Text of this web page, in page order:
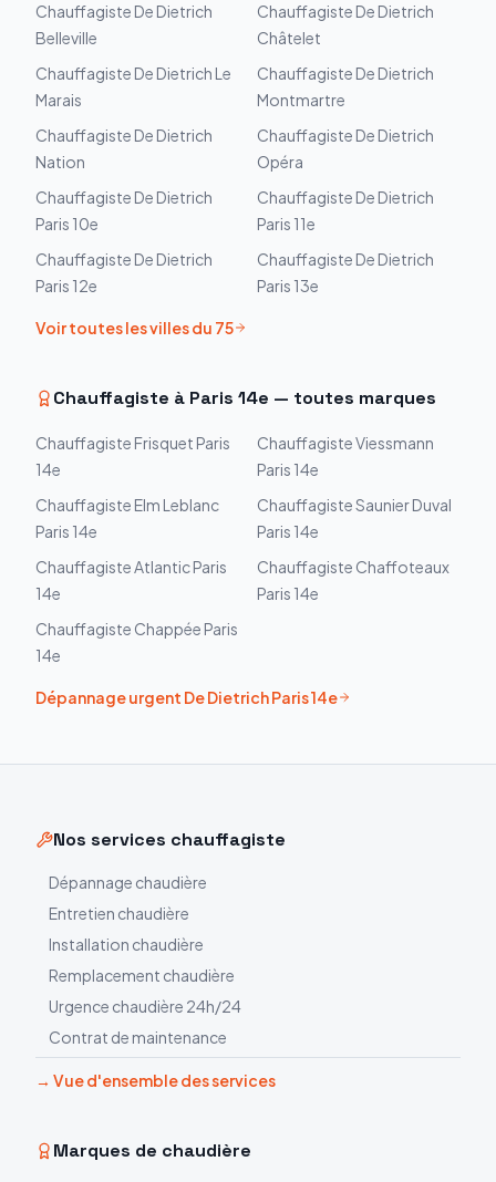
Chauffagiste De Dietrich
Belleville
Chauffagiste De Dietrich
Châtelet
Chauffagiste De Dietrich Le
Marais
Chauffagiste De Dietrich
Montmartre
Chauffagiste De Dietrich
Nation
Chauffagiste De Dietrich
Opéra
Chauffagiste De Dietrich
Paris 10e
Chauffagiste De Dietrich
Paris 11e
Chauffagiste De Dietrich
Paris 12e
Chauffagiste De Dietrich
Paris 13e
Voir toutes les villes du 75
Chauffagiste à Paris 14e — toutes marques
Chauffagiste Frisquet Paris
14e
ChauffagisteViessmann
Paris 14e
Chauffagiste Elm Leblanc
Paris 14e
ChauffagisteSaunier Duval
Paris 14e
ChauffagisteAtlanticParis
14e
Chauffagiste Chaffoteaux
Paris 14e
Chauffagiste Chappée Paris
14e
Dépannage urgent De DietrichParis 14e
Nos services chauffagiste
Dépannage chaudière
Entretien chaudière
Installation chaudière
Remplacement chaudière
Urgence chaudière 24h/24
Contrat de maintenance
→ Vue d'ensemble des services
Marques de chaudière